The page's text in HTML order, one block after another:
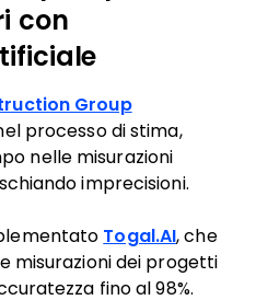
con
Group
processo di stima,
nelle misurazioni
imprecisioni.
Togal.AI, che
misurazioni dei progetti
fino al 98%.